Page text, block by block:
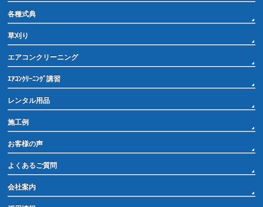
各種式典
草刈り
エアコンクリーニング
ｴｱｺﾝｸﾘｰﾆﾝｸﾞ講習
レンタル用品
施工例
お客様の声
よくあるご質問
会社案内